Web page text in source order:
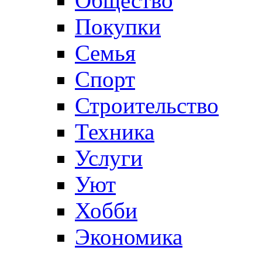
Покупки
Семья
Спорт
Строительство
Техника
Услуги
Уют
Хобби
Экономика